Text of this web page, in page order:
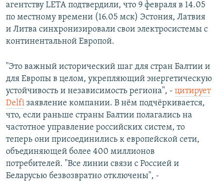
агентству LETA подтвердили, что 9 февраля в 14.05
по местному времени (16.05 мск) Эстония, Латвия
и Литва синхронизировали свои электросистемы с
континентальной Европой.
"Это важный исторический шаг для стран Балтии и
для Европы в целом, укрепляющий энергетическую
устойчивость и независимость региона", - цитирует
Delfi заявление компании. В нём подчёркивается,
что, если раньше страны Балтии полагались на
частотное управление российских систем, то
теперь они присоединились к европейской сети,
объединяющей более 400 миллионов
потребителей. "Все линии связи с Россией и
Беларусью безвозвратно отключены", -